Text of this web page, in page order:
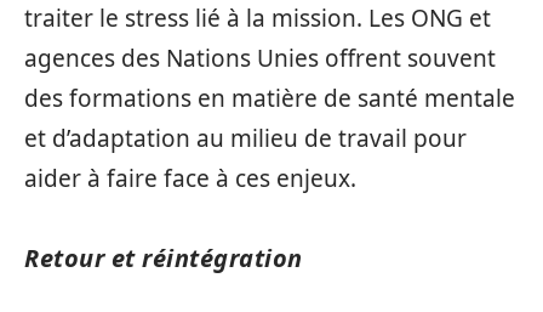
traiter le stress lié à la mission. Les ONG et
agences des Nations Unies offrent souvent
des formations en matière de santé mentale
et d’adaptation au milieu de travail pour
aider à faire face à ces enjeux.
Retour et réintégration